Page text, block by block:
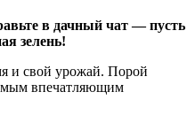
в дачный чат — пусть
зелень!
и свой урожай. Порой
впечатляющим